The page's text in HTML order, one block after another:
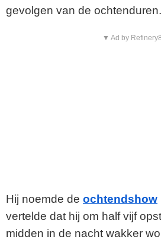
gevolgen van de ochtenduren.
▼ Ad by
Hij noemde de ochtendshow
vertelde dat hij om half vijf
midden in de nacht wakker